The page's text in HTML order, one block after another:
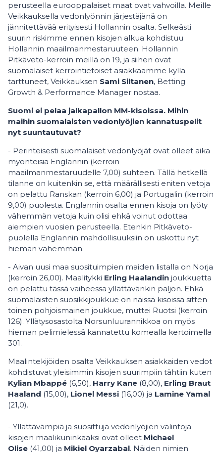
perusteella eurooppalaiset maat ovat vahvoilla. Meille
Veikkauksella vedonlyönnin järjestäjänä on
jännitettävää erityisesti Hollannin osalta. Selkeästi
suurin riskimme ennen kisojen alkua kohdistuu
Hollannin maailmanmestaruuteen. Hollannin
Pitkäveto-kerroin meillä on 19, ja siihen ovat
suomalaiset kerrointietoiset asiakkaamme kyllä
tarttuneet, Veikkauksen Sami Siltanen, Betting
Growth & Performance Manager nostaa.
Suomi ei pelaa jalkapallon MM-kisoissa. Mihin
maihin suomalaisten vedonlyöjien kannatuspelit
nyt suuntautuvat?
- Perinteisesti suomalaiset vedonlyöjät ovat olleet aika
myönteisiä Englannin (kerroin
maailmanmestaruudelle 7,00) suhteen. Tällä hetkellä
tilanne on kuitenkin se, että määrällisesti eniten vetoja
on pelattu Ranskan (kerroin 6,00) ja Portugalin (kerroin
9,00) puolesta. Englannin osalta ennen kisoja on lyöty
vähemmän vetoja kuin olisi ehkä voinut odottaa
aiempien vuosien perusteella. Etenkin Pitkäveto-
puolella Englannin mahdollisuuksiin on uskottu nyt
hieman vähemmän.
- Aivan uusi maa suosituimpien maiden listalla on Norja
(kerroin 26,00). Maalitykki Erling Haalandin joukkuetta
on pelattu tässä vaiheessa yllättävänkin paljon. Ehkä
suomalaisten suosikkijoukkue on näissä kisoissa sitten
toinen pohjoismainen joukkue, muttei Ruotsi (kerroin
126). Yllätysosastolta Norsunluurannikkoa on myös
hieman pelimielessä kannatettu komealla kertoimella
301.
Maalintekijöiden osalta Veikkauksen asiakkaiden vedot
kohdistuvat yleisimmin kisojen suurimpiin tähtiin kuten
Kylian Mbappé (6,50), Harry Kane (8,00), Erling Braut
Haaland (15,00), Lionel Messi (16,00) ja Lamine Yamal
(21,0).
- Yllättävämpiä ja suosittuja vedonlyöjien valintoja
kisojen maalikuninkaaksi ovat olleet Michael
Olise (41,00) ja Mikiel Oyarzabal. Näiden nimien